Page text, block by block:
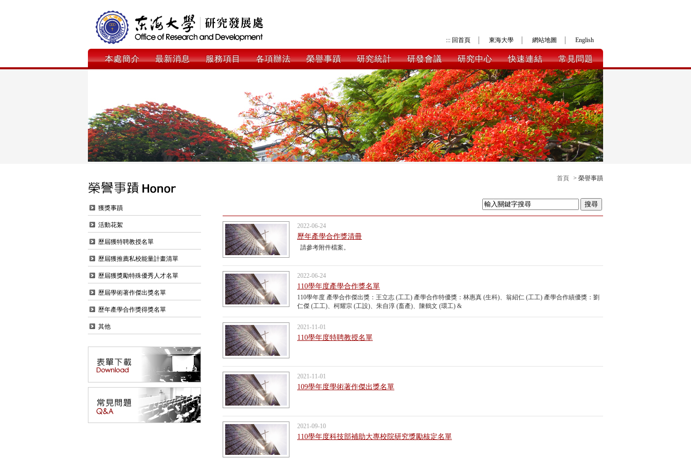
::: 回首頁 東海大學 網站地圖 English
本處簡介 最新消息 服務項目 各項辦法 榮譽事蹟 研究統計 研發會議 研究中心 快速連結 常見問題
獲獎事蹟
活動花絮
歷屆獲特聘教授名單
歷屆獲推薦私校能量計畫清單
歷屆獲獎勵特殊優秀人才名單
歷屆學術著作傑出獎名單
歷年產學合作獎得獎名單
其他
首頁 > 榮譽事蹟
2022-06-24
歷年產學合作獎清冊
請參考附件檔案。
2022-06-24
110學年度產學合作獎名單
110學年度 產學合作傑出獎：王立志 (工工) 產學合作特優獎：林惠真 (生科)、翁紹仁 (工工) 產學合作績優獎：劉
仁傑 (工工)、柯耀宗 (工設)、朱自淳 (畜產)、陳鶴文 (環工) &
2021-11-01
110學年度特聘教授名單
2021-11-01
109學年度學術著作傑出獎名單
2021-09-10
110學年度科技部補助大專校院研究獎勵核定名單